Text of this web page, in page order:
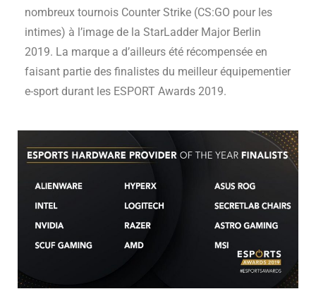
nombreux tournois Counter Strike (CS:GO pour les
intimes) à l’image de la StarLadder Major Berlin
2019. La marque a d’ailleurs été récompensée en
faisant partie des finalistes du meilleur équipementier
e-sport durant les ESPORT Awards 2019.